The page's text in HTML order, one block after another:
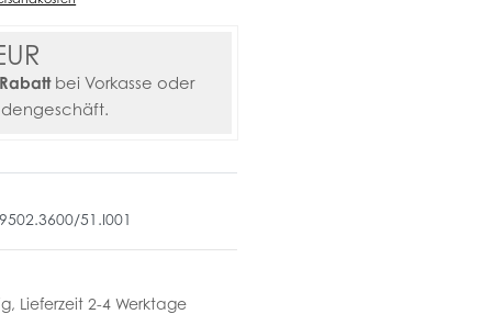
bei Vorkasse oder
51.I001
Lieferzeit 2-4 Werktage